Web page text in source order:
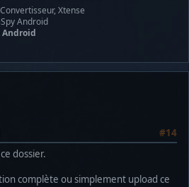
Xtense
Android
Android
#14
dossier.
complète ou simplement upload ce